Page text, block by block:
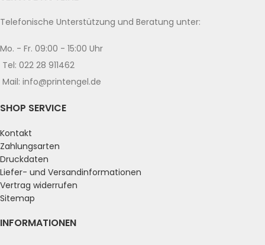
Telefonische Unterstützung und Beratung unter:
Mo. - Fr. 09:00 - 15:00 Uhr
Tel: 022 28 911462
Mail: info@printengel.de
SHOP SERVICE
Kontakt
Zahlungsarten
Druckdaten
Liefer- und Versandinformationen
Vertrag widerrufen
Sitemap
INFORMATIONEN